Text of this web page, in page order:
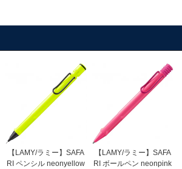
【LAMY/ラミー】SAFA
RI ペンシル neonyellow
【LAMY/ラミー】SAFA
RI ボールペン neonpink